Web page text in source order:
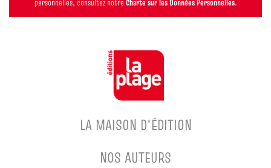
LA MAISON D'ÉDITION
NOS AUTEURS